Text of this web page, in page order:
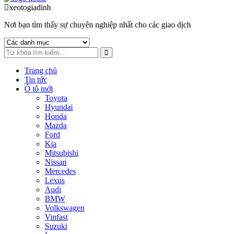
to
toxeotogiadinh
Nơi bạn tìm thấy sự chuyên nghiệp nhất cho các giao dịch
Trang chủ
Tin tức
Ô tô mới
Toyota
Hyundai
Honda
Mazda
Ford
Kia
Mitsubishi
Nissan
Mercedes
Lexus
Audi
BMW
Volkswagen
Vinfast
Suzuki